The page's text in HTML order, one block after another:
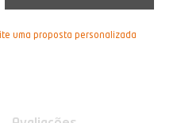
uma proposta personalizada